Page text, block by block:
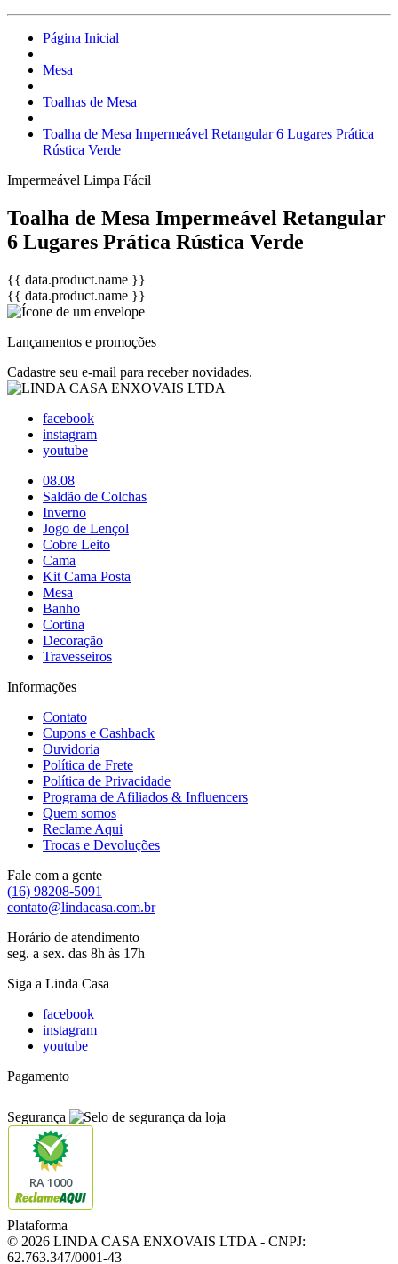
Página Inicial
Mesa
Toalhas de Mesa
Toalha de Mesa Impermeável Retangular 6 Lugares Prática
Rústica Verde
Impermeável Limpa Fácil
Toalha de Mesa Impermeável Retangular
6 Lugares Prática Rústica Verde
{{ data.product.name }}
{{ data.product.name }}
Lançamentos e promoções
Cadastre seu e-mail para receber novidades.
facebook
instagram
youtube
08.08
Saldão de Colchas
Inverno
Jogo de Lençol
Cobre Leito
Cama
Kit Cama Posta
Mesa
Banho
Cortina
Decoração
Travesseiros
Informações
Contato
Cupons e Cashback
Ouvidoria
Política de Frete
Política de Privacidade
Programa de Afiliados & Influencers
Quem somos
Reclame Aqui
Trocas e Devoluções
Fale com a gente
(16) 98208-5091
contato@lindacasa.com.br
Horário de atendimento
seg. a sex. das 8h às 17h
Siga a Linda Casa
facebook
instagram
youtube
Pagamento
Segurança
RA 1000
Plataforma
© 2026 LINDA CASA ENXOVAIS LTDA - CNPJ:
62.763.347/0001-43